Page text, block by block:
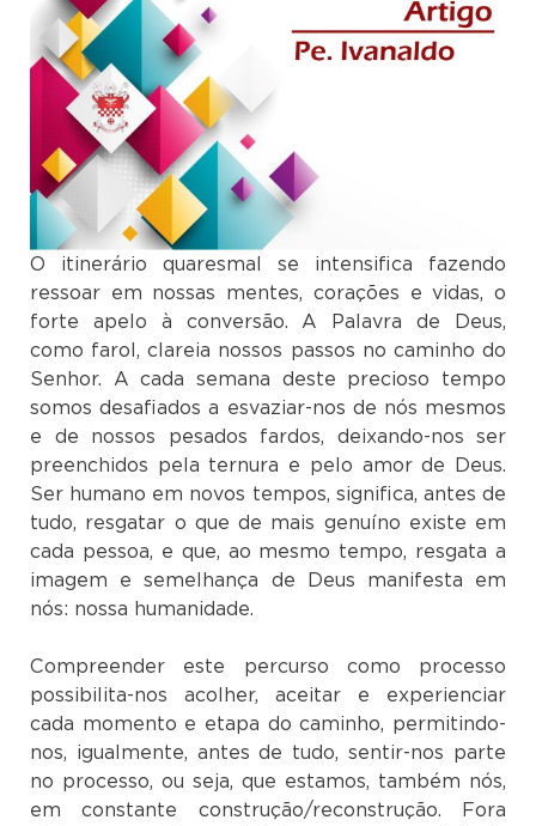
O itinerário quaresmal se intensifica fazendo
ressoar em nossas mentes, corações e vidas, o
forte apelo à conversão. A Palavra de Deus,
como farol, clareia nossos passos no caminho do
Senhor. A cada semana deste precioso tempo
somos desafiados a esvaziar-nos de nós mesmos
e de nossos pesados fardos, deixando-nos ser
preenchidos pela ternura e pelo amor de Deus.
Ser humano em novos tempos, significa, antes de
tudo, resgatar o que de mais genuíno existe em
cada pessoa, e que, ao mesmo tempo, resgata a
imagem e semelhança de Deus manifesta em
nós: nossa humanidade.
Compreender este percurso como processo
possibilita-nos acolher, aceitar e experienciar
cada momento e etapa do caminho, permitindo-
nos, igualmente, antes de tudo, sentir-nos parte
no processo, ou seja, que estamos, também nós,
em constante construção/reconstrução. Fora